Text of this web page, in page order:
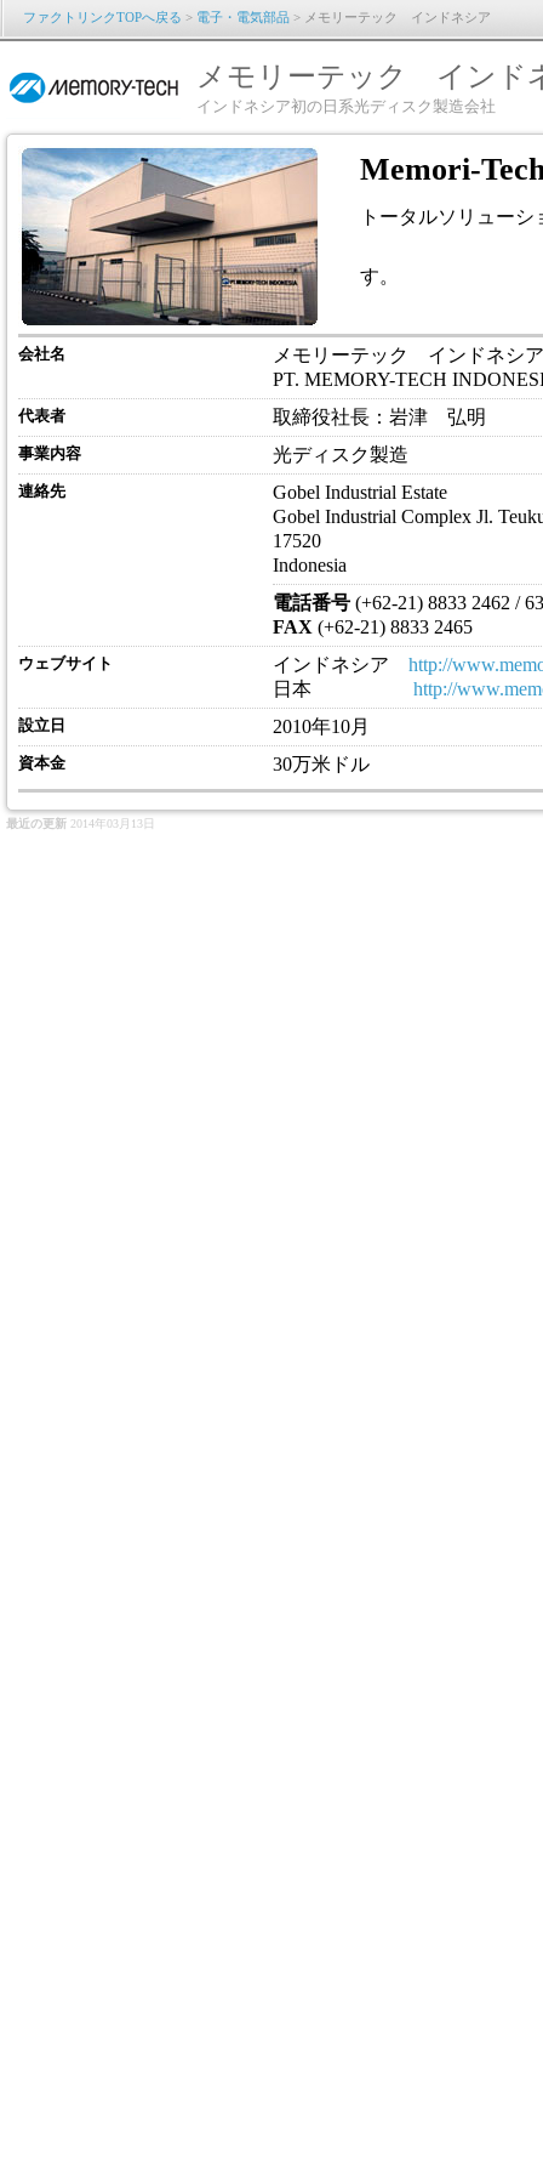
ファクトリンクTOPへ戻る > 電子・電気部品 > メモリーテック インドネシア
メモリーテック インド
インドネシア初の日系光ディスク製造会社
Memori-
トータルソリュー
す。
会社名
メモリーテック インドネシア
PT. MEMORY-TECH
代表者 取締役社長：岩津 弘明
事業内容 光ディスク製造
連絡先
Gobel Industrial Estate
Gobel Industrial Complex Jl.
17520
Indonesia
電話番号 (+62-21) 8833 2462 /
FAX (+62-21) 8833 2465
ウェブサイト インドネシア http://
日本 http://
設立日 2010年10月
資本金 30万米ドル
最近の更新 2014年03月13日